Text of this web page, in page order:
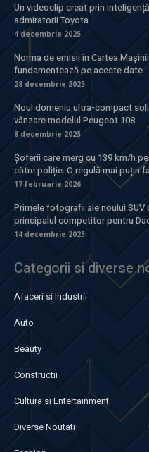
Un videoclip creat prin
admiratorii Toyota
4 decembrie 2025
Norma de emisii în Cartea
fundamentează pe aceste date
28 decembrie 2025
Noul domeniu ultra-compact
vânzare modelul Peugeot 108
8 decembrie 2025
Șoferii care merg cu 139 km/h
către poliție. O regulă mai puțin
17 februarie 2026
Primele fotografii ale noului
principalul competitor pentru
14 decembrie 2025
Categorii si diverse
Afaceri si Industrii
Auto
Beauty
Constructii
Cultura si Entertainment
Diverse Noutati